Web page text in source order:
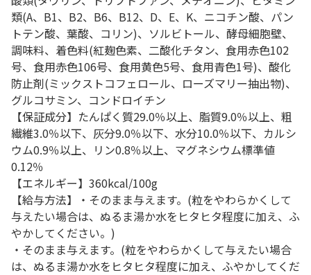
類(A、B1、B2、B6、B12、D、E、K、ニコチン酸、パン
トテン酸、葉酸、コリン)、ソルビトール、酵母細胞壁、
調味料、着色料(紅麹色素、二酸化チタン、食用赤色102
号、食用赤色106号、食用黄色5号、食用青色1号)、酸化
防止剤(ミックストコフェロール、ローズマリー抽出物)、
グルコサミン、コンドロイチン
【保証成分】たんぱく質29.0％以上、脂質9.0％以上、粗
繊維3.0％以下、灰分9.0％以下、水分10.0％以下、カルシ
ウム0.9％以上、リン0.8％以上、マグネシウム標準値
0.12％
【エネルギー】360kcal/100g
【給与方法】・そのまま与えます。(粒をやわらかくして
与えたい場合は、ぬるま湯か水をヒタヒタ程度に加え、ふ
やかしてください。)
・そのまま与えます。(粒をやわらかくして与えたい場合
は、ぬるま湯か水をヒタヒタ程度に加え、ふやかしてくだ